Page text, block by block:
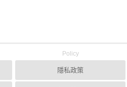
Policy
隱私政策